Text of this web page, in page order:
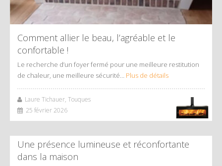
Comment allier le beau, l’agréable et le
confortable !
Le recherche d’un foyer fermé pour une meilleure restitution
de chaleur, une meilleure sécurité… Plus de détails
Laure Tichauer, Touques
25 février 2026
Une présence lumineuse et réconfortante
dans la maison